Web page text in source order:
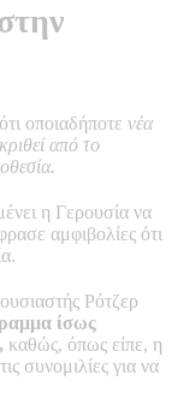
οποιαδήποτε νέα
από το
η Γερουσία να
αμφιβολίες ότι
Ρότζερ
ίσως
καθώς, όπως είπε, η
συνομιλίες για να